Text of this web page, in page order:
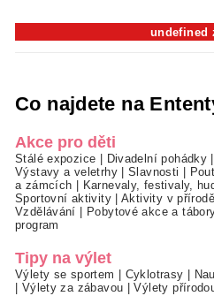
undefined
Co najdete na
Akce pro děti
Stálé expozice Divadelní pohádky
Výstavy a veletrhy|Slavnosti
a zámcích
Karnevaly, festivaly,
Sportovní aktivity|Aktivity v přírodě
Vzdělávání
Pobytové akce a
program
Tipy na výlet
Výlety se sportem Cyklotrasy
Výlety za zábavou |Výlety